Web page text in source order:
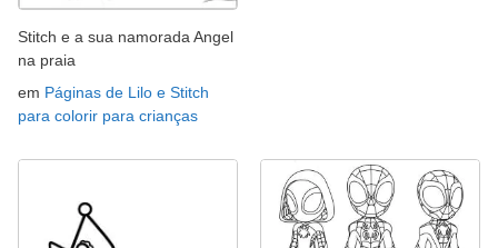
Stitch e a sua namorada Angel
na praia
em Páginas de Lilo e Stitch
para colorir para crianças